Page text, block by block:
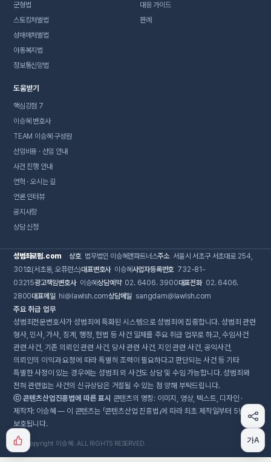
군형법
스토킹처벌법
성매매처벌법
아동복지법
정보통신망법
대응 가이드
판례
도움받기
핵심강점 7
이승혜 변호사
TEAM 이승혜 구성원
선임비용 · 선임 안내
사건 진행 안내
연혁 · 오시는 길
언론 인터뷰
공지사항
상담 신청
성범죄로펌.com 상호 법무법인 이승혜앤파트너스주소 서울시 서초구 서초대로 254,
301호(서초동, 오퓨런스)대표변호사 이승혜 사업자등록번호 732-81-
03215광고책임변호사 이승혜상담예약 02. 6406. 3900대표전화 02. 6406.
2800대표메일 hi@lawlsh.com상담메일 sangdam@lawlsh.com
주요 취급 업무
성범죄전문변호사가 성범죄에 특화된 시스템으로 성범죄에 집중합니다. 성범죄 관련
형사, 민사, 가사, 징계, 행정, 헌법 등 사건 일체를 주요 취급 업무로 하고, 수임사건
관련 사건, 기존 의뢰인 관련 사건, 당사 관련 사건, 지인 관련 사건, 공익사건,
의뢰인의 이익과 요청에 따라 특별히 조력이 필요하다고 판단되는 사건 등 기타
특별한 사정이 있는 경우에는 성범죄 외 사건도 상담 및 수임 가능합니다. 성범죄와
전혀 관련없는 사건의 신규상담은 거절될 수 있는 점 양해 부탁드립니다.
ⓒ 콘텐츠산업진흥법에 따른 표시 콘텐츠의 명칭: 이미지, 영상, 텍스트, 디자인 ·
제작자: 이승혜 — 이 콘텐츠는 「콘텐츠산업 진흥법」에 따라 최초 제작일부터 5년간
보호됩니다.
Copyright 이승혜. ALL RIGHTS RESERVED. 가A